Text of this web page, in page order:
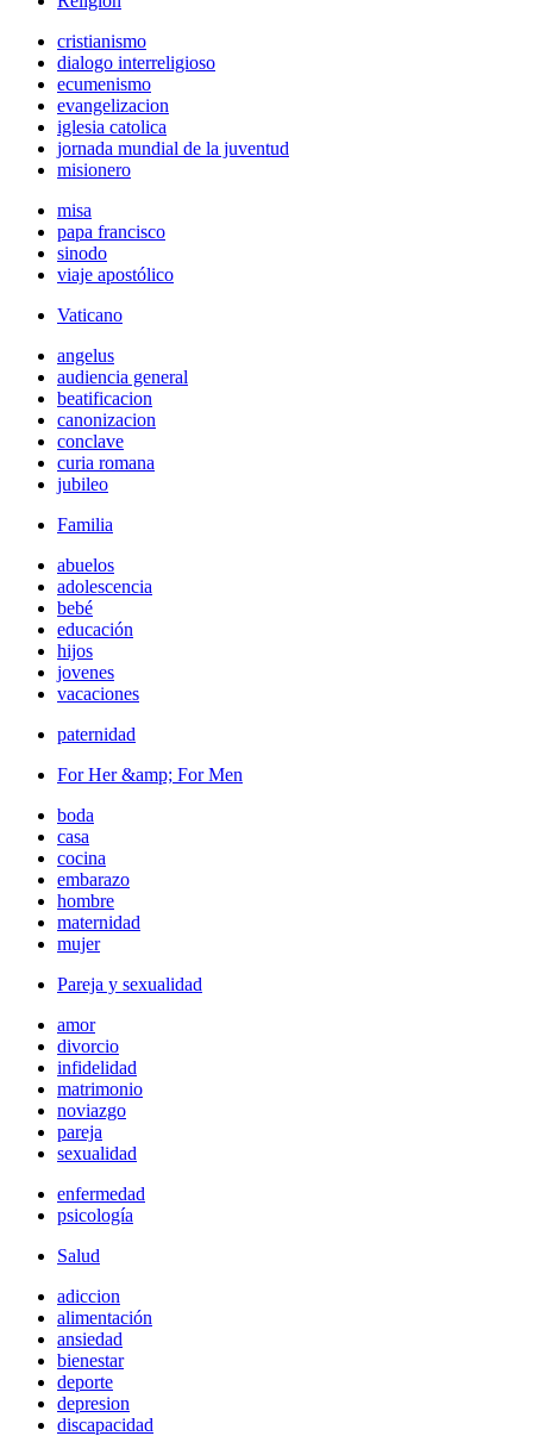
cristianismo
dialogo interreligioso
ecumenismo
evangelizacion
iglesia catolica
jornada mundial de la juventud
misionero
misa
papa francisco
sinodo
viaje apostólico
Vaticano
angelus
audiencia general
beatificacion
canonizacion
conclave
curia romana
jubileo
Familia
abuelos
adolescencia
bebé
educación
hijos
jovenes
vacaciones
paternidad
For Her &amp; For Men
boda
casa
cocina
embarazo
hombre
maternidad
mujer
Pareja y sexualidad
amor
divorcio
infidelidad
matrimonio
noviazgo
pareja
sexualidad
enfermedad
psicología
Salud
adiccion
alimentación
ansiedad
bienestar
deporte
depresion
discapacidad